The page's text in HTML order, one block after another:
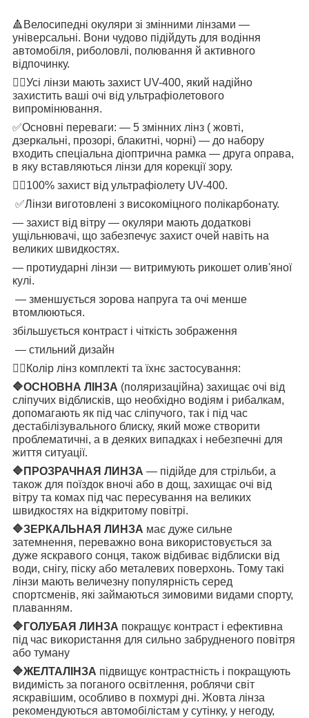
🔺 Велосипедні окуляри зі змінними лінзами —
універсальні. Вони чудово підійдуть для водіння
автомобіля, риболовлі, полювання й активного
відпочинку.
👉🏻Усі лінзи мають захист UV-400, який надійно
захистить ваші очі від ультрафіолетового
випромінювання.
✅Основні переваги: — 5 змінних лінз ( жовті,
дзеркальні, прозорі, блакитні, чорні) — до набору
входить спеціальна діоптрична рамка — друга оправа,
в яку вставляються лінзи для корекції зору.
👉🏻100% захист від ультрафіолету UV-400.
✅Лінзи виготовлені з високоміцного полікарбонату.
— захист від вітру — окуляри мають додаткові
ущільнювачі, що забезпечує захист очей навіть на
великих швидкостях.
— протиударні лінзи — витримують рикошет олив'яної
кулі.
— зменшується зорова напруга та очі менше
втомлюються.
збільшується контраст і чіткість зображення
— стильний дизайн
👉🏻 Колір лінз комплекті та їхнє застосування:
🔷ОСНОВНА ЛІНЗА (поляризаційна) захищає очі від
сліпучих відблисків, що необхідно водіям і рибалкам,
допомагають як під час сліпучого, так і під час
дестабілізувального блиску, який може створити
проблематичні, а в деяких випадках і небезпечні для
життя ситуації.
🔷 ПРОЗРАЧНАЯ ЛИНЗА — підійде для стрільби, а
також для поїздок вночі або в дощ, захищає очі від
вітру та комах під час пересування на великих
швидкостях на відкритому повітрі.
🔷ЗЕРКАЛЬНАЯ ЛИНЗА має дуже сильне
затемнення, переважно вона використовується за
дуже яскравого сонця, також відбиває відблиски від
води, снігу, піску або металевих поверхонь. Тому такі
лінзи мають величезну популярність серед
спортсменів, які займаються зимовими видами спорту,
плаванням.
🔷 ГОЛУБАЯ ЛИНЗА покращує контраст і ефективна
під час використання для сильно забрудненого повітря
або туману
🔷ЖЕЛТАЛІНЗА підвищує контрастність і покращують
видимість за поганого освітлення, роблячи світ
яскравішим, особливо в похмурі дні. Жовта лінза
рекомендуються автомобілістам у сутінку, у негоду,